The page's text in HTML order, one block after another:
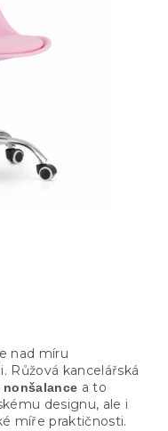
nad míru
Růžová kancelářská
a to
designu, ale i
míře praktičnosti.